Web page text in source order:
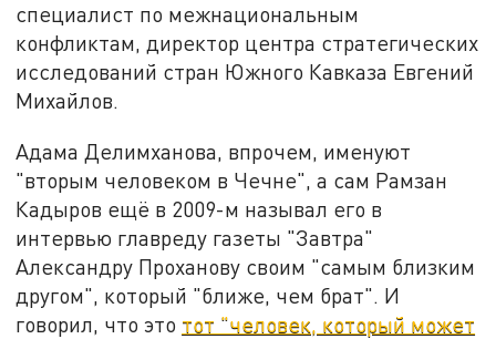
специалист по межнациональным
конфликтам, директор центра стратегических
исследований стран Южного Кавказа Евгений
Михайлов.
Адама Делимханова, впрочем, именуют
"вторым человеком в Чечне", а сам Рамзан
Кадыров ещё в 2009-м называл его в
интервью главреду газеты "Завтра"
Александру Проханову своим "самым близким
другом", который "ближе, чем брат". И
говорил, что это тот "человек, который может